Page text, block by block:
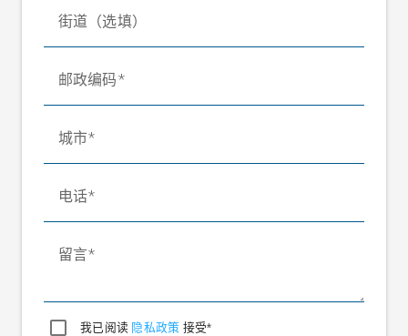
街道（选填）
邮政编码
城市
电话
留言
我已阅读 隐私政策 接受*